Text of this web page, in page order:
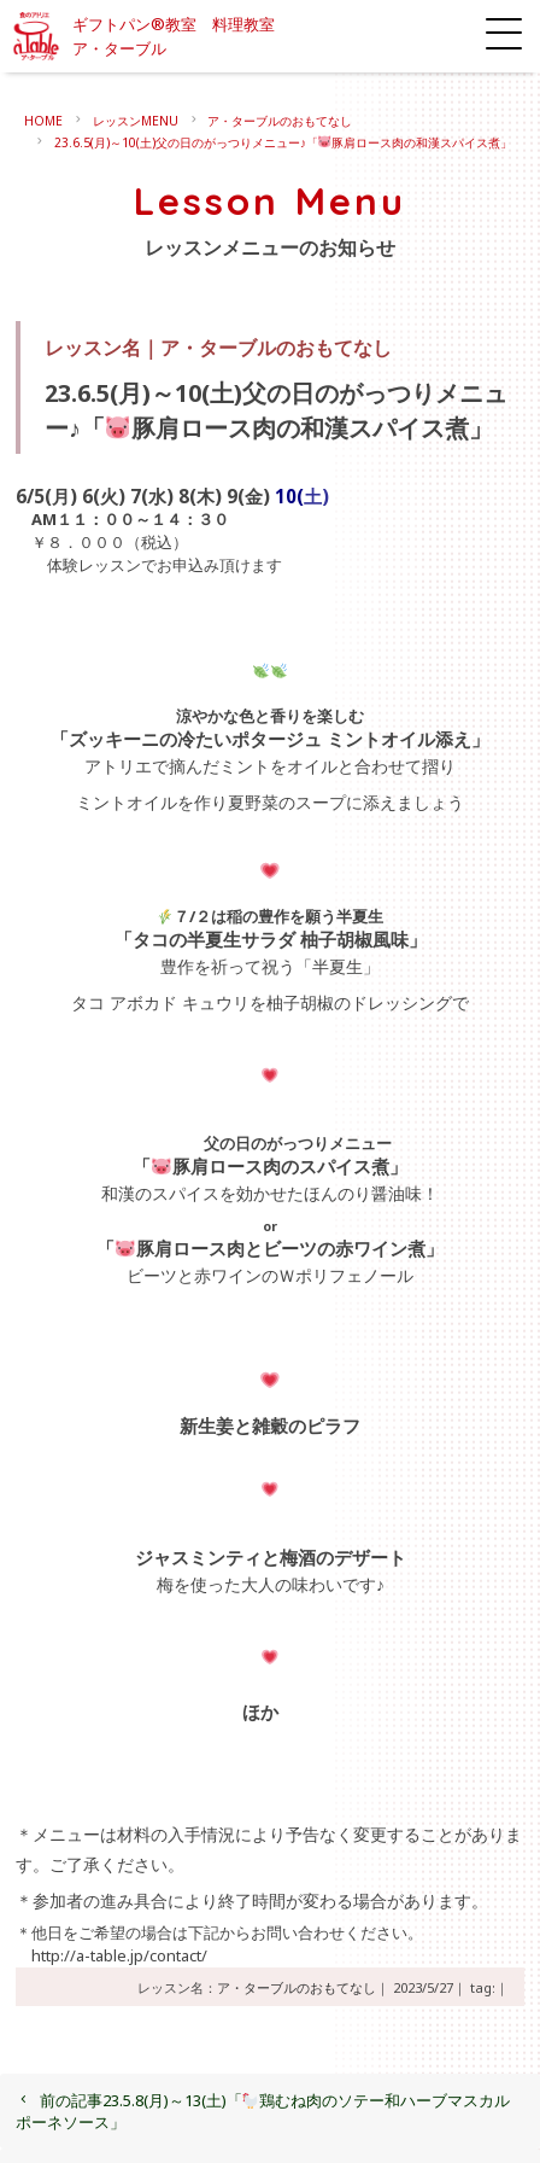
ギフトパン®教室 料理教室
ア・ターブル
HOME レッスンMENU
ア・ターブルのおもてなし
23.6.5(月)～10(土)父の日のがっつりメニュー♪「
豚肩ロース肉の和漢スパイス煮」
Lesson Menu
レッスンメニューのお知らせ
レッスン名｜ ア・ターブルのおもてなし
23.6.5(月)～10(土)父の日のがっつりメニュ
ー♪「
豚肩ロース肉の和漢スパイス煮」
6/5(月) 6(火) 7(水) 8(木) 9(金) 10(土)
AM１１：００～１４：３０
￥８．０００（税込）
体験レッスンでお申込み頂けます
涼やかな色と香りを楽しむ
「ズッキーニの冷たいポタージュ ミントオイル添え」
アトリエで摘んだミントをオイルと合わせて摺り
ミントオイルを作り夏野菜のスープに添えましょう
７/２は稲の豊作を願う半夏生
「タコの半夏生サラダ 柚子胡椒風味」
豊作を祈って祝う「半夏生」
タコ アボカド キュウリを柚子胡椒のドレッシングで
父の日のがっつりメニュー
「 豚肩ロース肉のスパイス煮」
和漢のスパイスを効かせたほんのり醤油味！
or
「 豚肩ロース肉とビーツの赤ワイン煮」
ビーツと赤ワインのＷポリフェノール
新生姜と雑穀のピラフ
ジャスミンティと梅酒のデザート
梅を使った大人の味わいです♪
ほか
＊メニューは材料の入手情況により予告なく変更することがありま
す。ご了承ください。
＊参加者の進み具合により終了時間が変わる場合があります。
＊他日をご希望の場合は下記からお問い合わせください。
http://a-table.jp/contact/
レッスン名： ア・ターブルのおもてなし ｜ 2023/5/27｜ tag:｜
前の記事23.5.8(月)～13(土)「
鶏むね肉のソテー和ハーブマスカル
ポーネソース」